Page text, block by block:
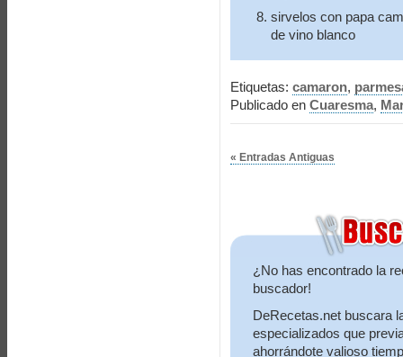
sirvelos con papa
de vino blanco
Etiquetas: camaron,
Publicado en Cuaresma,
« Entradas Antiguas
¿No has encontrado la
buscador!
DeRecetas.net buscara
especializados que
ahorrándote valioso